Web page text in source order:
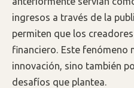
ingresos a través de la
permiten que los
financiero. Este fenómeno
innovación, sino también
desafíos que plantea.